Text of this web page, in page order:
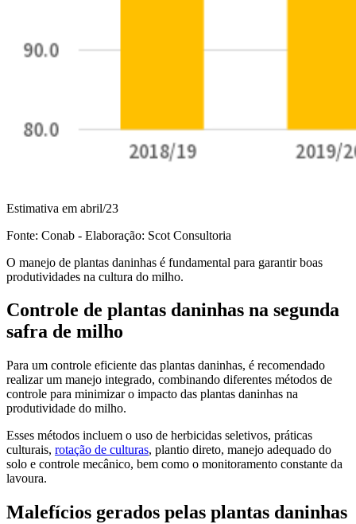
Estimativa em abril/23
Fonte: Conab - Elaboração: Scot Consultoria
O manejo de plantas daninhas é fundamental para garantir boas
produtividades na cultura do milho.
Controle de plantas daninhas na segunda
safra de milho
Para um controle eficiente das plantas daninhas, é recomendado
realizar um manejo integrado, combinando diferentes métodos de
controle para minimizar o impacto das plantas daninhas na
produtividade do milho.
Esses métodos incluem o uso de herbicidas seletivos, práticas
culturais, rotação de culturas, plantio direto, manejo adequado do
solo e controle mecânico, bem como o monitoramento constante da
lavoura.
Malefícios gerados pelas plantas daninhas